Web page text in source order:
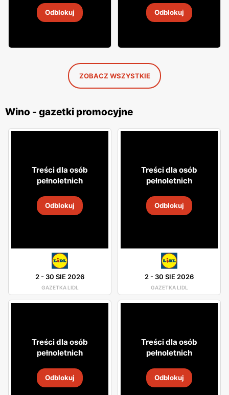
15 sie 2026
Odblokuj 15 sie 2026
Odblokuj
ZOBACZ WSZYSTKIE
Wino - gazetki promocyjne
Treści dla osób
pełnoletnich
Odblokuj
2- 30 SIE 2026
GAZETKA LIDL
Treści dla osób
pełnoletnich
Odblokuj
2- 30 SIE 2026
GAZETKA LIDL
Treści dla osób
pełnoletnich
Odblokuj
Treści dla osób
pełnoletnich
Odblokuj